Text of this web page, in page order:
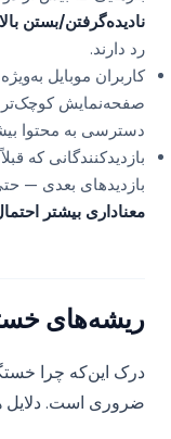
نادیده‌گرفتن/بستن
رد دارند.
کاربران موبایل
صفحه‌نمایش کوچک‌تر
دسترسی به محتوا
بازدیدکنندگانی که
بازدیدهای بعدی —
معناداری بیشتر
ریشه‌های
درک این‌که چرا
ضروری است. دلایل